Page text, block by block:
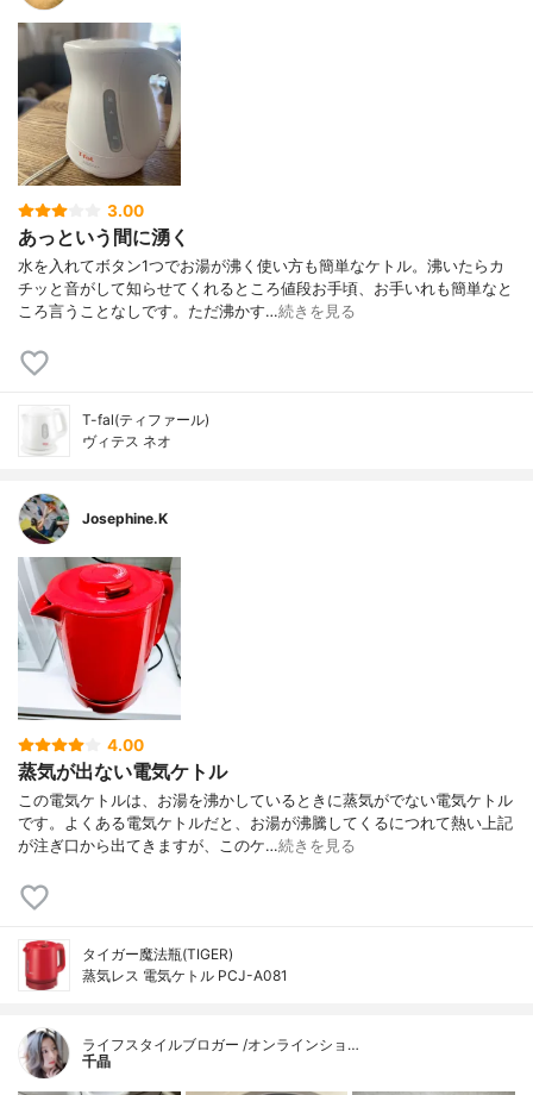
3.00
あっという間に湧く
水を入れてボタン1つでお湯が沸く使い方も簡単なケトル。沸いたらカ
チッと音がして知らせてくれるところ値段お手頃、お手いれも簡単なと
ころ言うことなしです。ただ沸かす…続きを見る
T-fal(ティファール)
ヴィテス ネオ
Josephine.K
4.00
蒸気が出ない電気ケトル
この電気ケトルは、お湯を沸かしているときに蒸気がでない電気ケトル
です。よくある電気ケトルだと、お湯が沸騰してくるにつれて熱い上記
が注ぎ口から出てきますが、このケ…続きを見る
タイガー魔法瓶(TIGER)
蒸気レス 電気ケトル PCJ-A081
ライフスタイルブロガー /オンラインショ…
千晶